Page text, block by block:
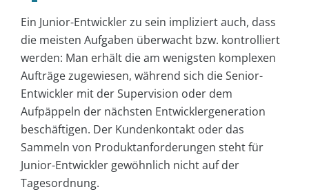
Ein Junior-Entwickler zu sein impliziert auch, dass
die meisten Aufgaben überwacht bzw. kontrolliert
werden: Man erhält die am wenigsten komplexen
Aufträge zugewiesen, während sich die Senior-
Entwickler mit der Supervision oder dem
Aufpäppeln der nächsten Entwicklergeneration
beschäftigen. Der Kundenkontakt oder das
Sammeln von Produktanforderungen steht für
Junior-Entwickler gewöhnlich nicht auf der
Tagesordnung.